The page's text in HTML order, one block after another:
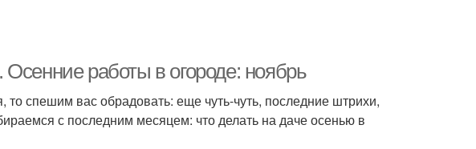
работы в огороде: ноябрь
то спешим вас обрадовать: еще чуть-чуть, последние штрихи,
с последним месяцем: что делать на даче осенью в